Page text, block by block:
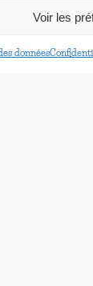
Voir les
données